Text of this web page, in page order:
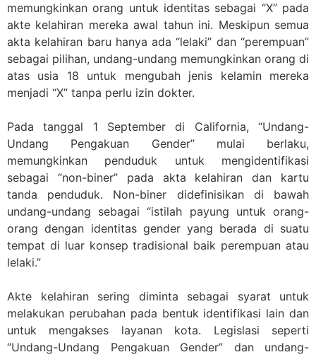
memungkinkan orang untuk identitas sebagai “X” pada
akte kelahiran mereka awal tahun ini. Meskipun semua
akta kelahiran baru hanya ada “lelaki” dan “perempuan”
sebagai pilihan, undang-undang memungkinkan orang di
atas usia 18 untuk mengubah jenis kelamin mereka
menjadi “X” tanpa perlu izin dokter.
Pada tanggal 1 September di California, “Undang-
Undang Pengakuan Gender” mulai berlaku,
memungkinkan penduduk untuk mengidentifikasi
sebagai “non-biner” pada akta kelahiran dan kartu
tanda penduduk. Non-biner didefinisikan di bawah
undang-undang sebagai “istilah payung untuk orang-
orang dengan identitas gender yang berada di suatu
tempat di luar konsep tradisional baik perempuan atau
lelaki.”
Akte kelahiran sering diminta sebagai syarat untuk
melakukan perubahan pada bentuk identifikasi lain dan
untuk mengakses layanan kota. Legislasi seperti
“Undang-Undang Pengakuan Gender” dan undang-